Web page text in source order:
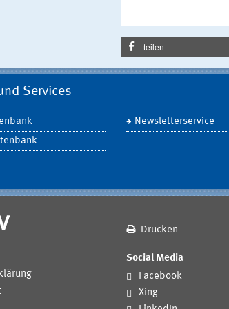
teilen
Services
Newsletterservice
Drucken
Social Media
Facebook
Xing